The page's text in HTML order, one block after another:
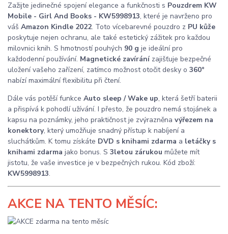
Zažijte jedinečné spojení elegance a funkčnosti s Pouzdrem KW
Mobile - Girl And Books - KW5998913, které je navrženo pro
váš Amazon Kindle 2022. Toto vícebarevné pouzdro z PU kůže
poskytuje nejen ochranu, ale také estetický zážitek pro každou
milovnici knih. S hmotností pouhých 90 g je ideální pro
každodenní používání. Magnetické zavíránízajišťuje bezpečné
uložení vašeho zařízení, zatímco možnost otočit desky o 360°
nabízí maximální flexibilitu při čtení.
Dále vás potěší funkce Auto sleep / Wake up, která šetří baterii
a přispívá k pohodlí užívání. I přesto, že pouzdro nemá stojánek a
kapsu na poznámky, jeho praktičnost je zvýrazněna výřezem na
konektory, který umožňuje snadný přístup k nabíjení a
sluchátkům. K tomu získáte DVD s knihami zdarma a letáčky s
knihami zdarma jako bonus. S 3letou zárukou můžete mít
jistotu, že vaše investice je v bezpečných rukou. Kód zboží:
KW5998913.
AKCE NA TENTO MĚSÍC: